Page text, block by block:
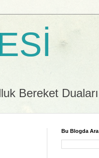
Bereket Duaları
Bu Blogda Ara